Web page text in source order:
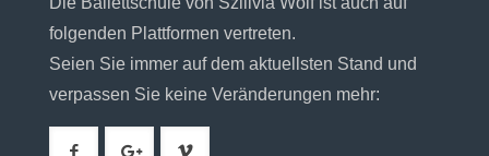
folgenden Plattformen vertreten.
Seien Sie immer auf dem aktuellsten Stand und
verpassen Sie keine Veränderungen mehr: